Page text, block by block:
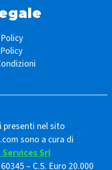
nel sito
sono a cura di
Srl
– C.S. Euro 20.000